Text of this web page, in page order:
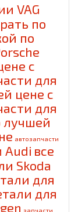
VAG
по
по
с
для
цене с
для
лучшей
автозапчасти
Audi все
Skoda
для
для
запчасти